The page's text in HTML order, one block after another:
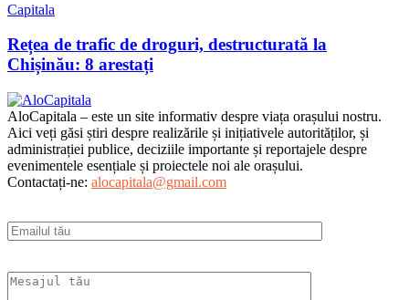
Capitala
Rețea de trafic de droguri, destructurată la
Chișinău: 8 arestați
AloCapitala – este un site informativ despre viața orașului nostru.
Aici veți găsi știri despre realizările și inițiativele autorităților, și
administrației publice, deciziile importante și reportajele despre
evenimentele esențiale și proiectele noi ale orașului.
Contactați-ne: alocapitala@gmail.com